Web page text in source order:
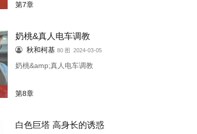
第7章
奶桃&真人电车调教
秋和柯基 80 图 2024-03-05
奶桃&amp;真人电车调教
第8章
白色巨塔 高身长的诱惑